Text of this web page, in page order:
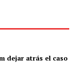
dejar atrás el caso